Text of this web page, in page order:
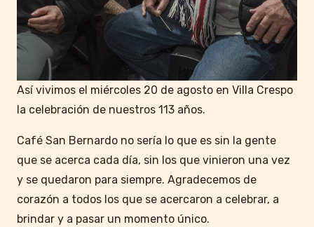
Así vivimos el miércoles 20 de agosto en Villa Crespo
la celebración de nuestros 113 años.
Café San Bernardo no sería lo que es sin la gente
que se acerca cada día, sin los que vinieron una vez
y se quedaron para siempre. Agradecemos de
corazón a todos los que se acercaron a celebrar, a
brindar y a pasar un momento único.